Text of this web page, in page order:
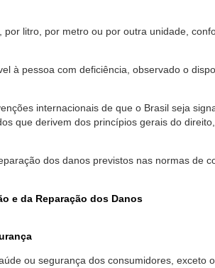
por litro, por metro ou por outra unidade,
à pessoa com deficiência, observado o
internacionais de que o Brasil seja
que derivem dos princípios gerais do
dos danos previstos nas normas de
e da Reparação dos Danos
ou segurança dos consumidores, exceto